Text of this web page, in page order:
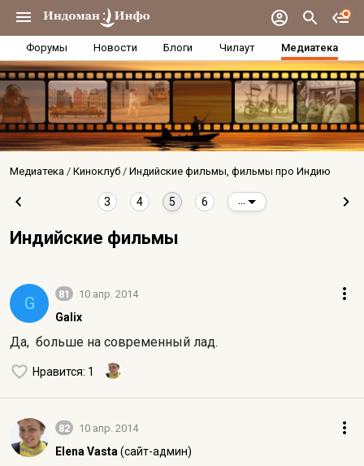
Форумы Новости Блоги Чилаут Медиатека
Медиатека Киноклуб Индийские фильмы, фильмы про Индию
3 4 5 6
Индийские фильмы
G 81 10 апр. 2014
Galix
Да, больше на современный лад.
Нравится: 1
82 10 апр. 2014
Elena Vasta (сайт-админ)